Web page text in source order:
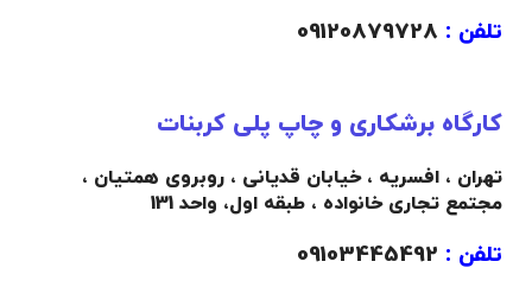
تلفن :
کارگاه برشکاری و چاپ پلی کربنات
تهران ، افسریه ، خیابان قدیانی ، روبروی همتیان ،
مجتمع تجاری خانواده ، طبقه اول، واحد 131
تلفن :